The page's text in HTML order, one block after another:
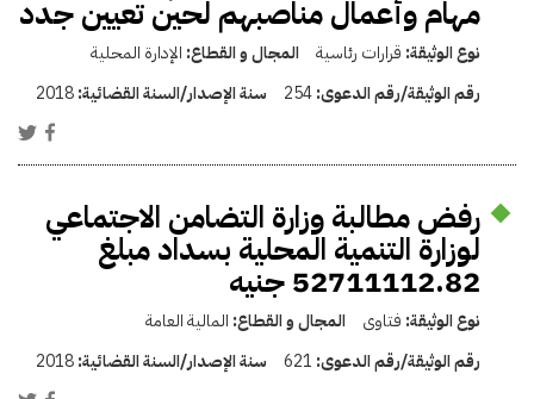
مهام وأعمال مناصبهم لحين تعيين جدد
نوع الوثيقة: قرارات رئاسية المجال و القطاع: الإدارة المحلية
رقم الوثيقة/رقم الدعوى:254 سنة الإصدار/السنة القضائية:2018
رفض مطالبة وزارة التضامن الاجتماعي
لوزارة التنمية المحلية بسداد مبلغ
52711112.82 جنيه
نوع الوثيقة: فتاوى المجال و القطاع: المالية العامة
رقم الوثيقة/رقم الدعوى: 621 سنة الإصدار/السنة القضائية:2018